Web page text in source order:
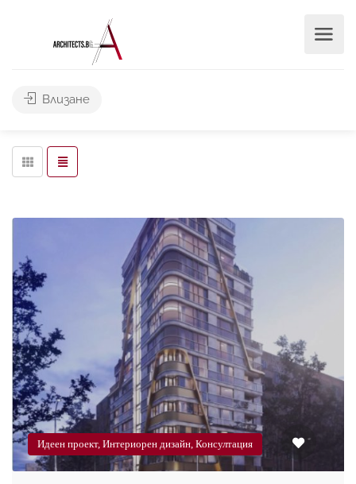
Влизане
Идеен проект, Интериорен дизайн, Консултация